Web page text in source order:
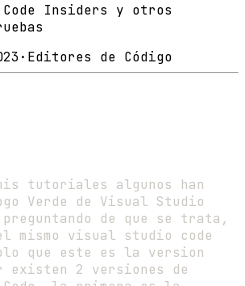
Insiders y otros
· Editores de Código
tutoriales algunos han
Verde de Visual Studio
preguntando de que se trata,
mismo visual studio code
que este es la version
existen 2 versiones de